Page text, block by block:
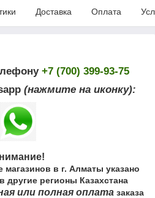
Доставка Оплата
+7 (700) 399-93-75
(нажмите на иконку):
в г. Алматы указано
другие регионы Казахстана
или полная оплатазаказа